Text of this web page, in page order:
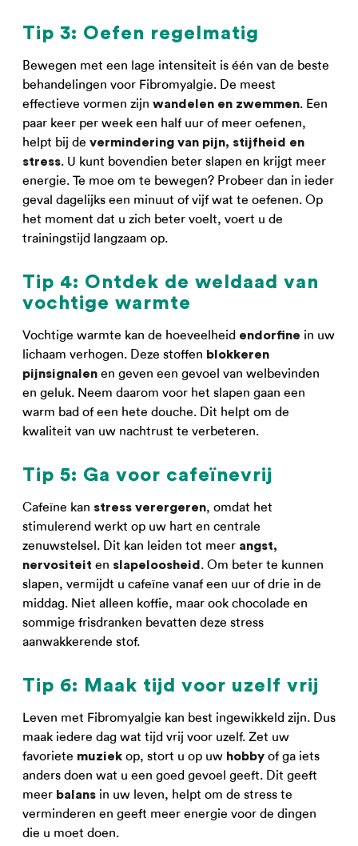
Tip 3: Oefen regelmatig
Bewegen met een lage intensiteit is één van de beste
behandelingen voor Fibromyalgie. De meest
effectieve vormen zijn wandelen en zwemmen. Een
paar keer per week een half uur of meer oefenen,
helpt bij de vermindering van pijn, stijfheid en
stress. U kunt bovendien beter slapen en krijgt meer
energie. Te moe om te bewegen? Probeer dan in ieder
geval dagelijks een minuut of vijf wat te oefenen. Op
het moment dat u zich beter voelt, voert u de
trainingstijd langzaam op.
Tip 4: Ontdek de weldaad van
vochtige warmte
Vochtige warmte kan de hoeveelheid endorfine in uw
lichaam verhogen. Deze stoffen blokkeren
pijnsignalen en geven een gevoel van welbevinden
en geluk. Neem daarom voor het slapen gaan een
warm bad of een hete douche. Dit helpt om de
kwaliteit van uw nachtrust te verbeteren.
Tip 5: Ga voor cafeïnevrij
Cafeïne kan stress verergeren, omdat het
stimulerend werkt op uw hart en centrale
zenuwstelsel. Dit kan leiden tot meer angst,
nervositeit en slapeloosheid . Om beter te kunnen
slapen, vermijdt u cafeïne vanaf een uur of drie in de
middag. Niet alleen koffie, maar ook chocolade en
sommige frisdranken bevatten deze stress
aanwakkerende stof.
Tip 6: Maak tijd voor uzelf vrij
Leven met Fibromyalgie kan best ingewikkeld zijn. Dus
maak iedere dag wat tijd vrij voor uzelf. Zet uw
favoriete muziek op, stort u op uw hobby of ga iets
anders doen wat u een goed gevoel geeft. Dit geeft
meer balans in uw leven, helpt om de stress te
verminderen en geeft meer energie voor de dingen
die u moet doen.